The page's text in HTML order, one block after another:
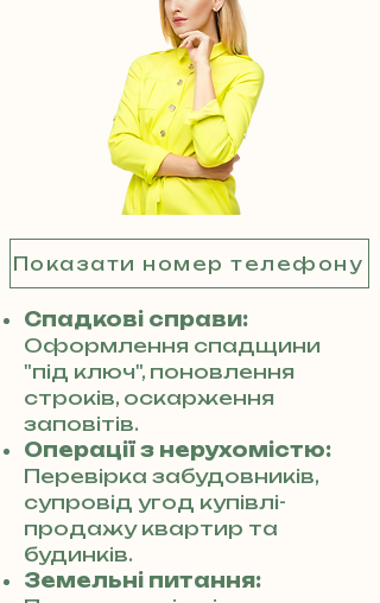
Показати номер телефону
Спадкові справи:
Оформлення спадщини
"під ключ", поновлення
строків, оскарження
заповітів.
Операції з нерухомістю:
Перевірка забудовників,
супровід угод купівлі-
продажу квартир та
будинків.
Земельні питання: